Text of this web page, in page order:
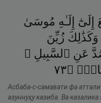
إِلَىٰٓ إِلَـٰهِ مُوسَىٰ
وَكَذَٰلِكَ زُيِّنَ
عَنِ ٱلسَّبِيلِ ۚ
۝٣٧
Асбаба-с-самавати фа
азуннуҳу казиба. Ва